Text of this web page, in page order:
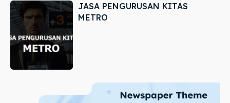
JASA PENGURUSAN KITAS
METRO